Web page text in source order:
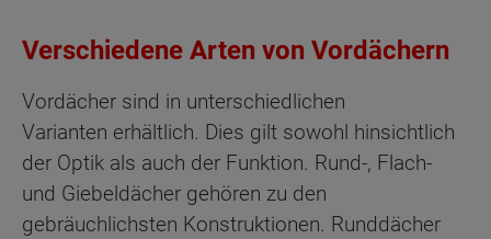
Verschiedene Arten von Vordächern
Vordächer sind in unterschiedlichen
Varianten erhältlich. Dies gilt sowohl hinsichtlich
der Optik als auch der Funktion. Rund-, Flach-
und Giebeldächer gehören zu den
gebräuchlichsten Konstruktionen. Runddächer